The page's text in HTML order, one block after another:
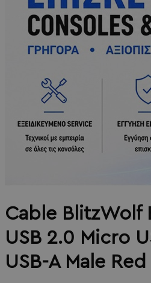
Cable BlitzWolf
USB 2.0 Micro
USB-A Male Red